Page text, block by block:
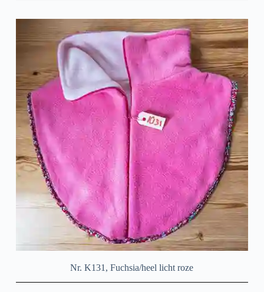
Nr. K131, Fuchsia/heel licht roze